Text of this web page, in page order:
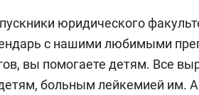
юридического
с нашими любимыми
вы помогаете детям. Все
больным лейкемией им.